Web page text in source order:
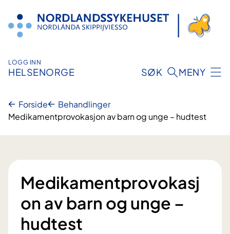
innhold
LOGG INN
HELSENORGE SØK MENY
Forside
Behandlinger
Medikamentprovokasjon av barn og unge – hudtest
Medikamentprovokasj
on av barn og unge –
hudtest